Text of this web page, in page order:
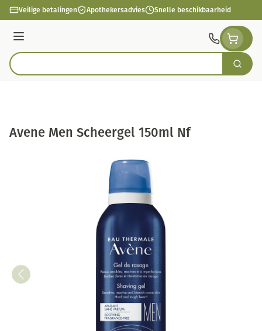
Ga naar de inhoud
Veilige betalingen Apothekersadvies Snelle beschikbaarheid
Menu
Product, merk, categorie... Zoek
Avene Men Scheergel 150ml Nf